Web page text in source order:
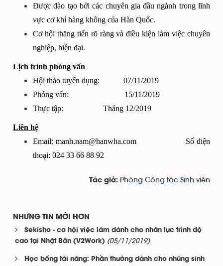
Được đào tạo bởi các chuyên gia đầu ngành trong lĩnh
vực cơ khí hàng không của Hàn Quốc.
Cơ hội thăng tiến rõ ràng và điều kiện làm việc chuyên
nghiệp, hiện đại.
Lịch trình phỏng vấn
Hội thảo tuyển dụng: 07/11/2019
Phỏng vấn: 15/11/2019
Thực tập: Tháng 12/2019
Liên hệ
Email: manh.nam@hanwha.comSố điện
thoại: 024 33 66 88 92
Tác giả: Phòng Công tác Sinh viên
NHỮNG TIN MỚI HƠN
Sekisho - cơ hội việc làm dành cho nhân lực trình độ
cao tại Nhật Bản (V2Work) (05/11/2019)
Học bổng tài năng: Phần thưởng dành cho những sinh